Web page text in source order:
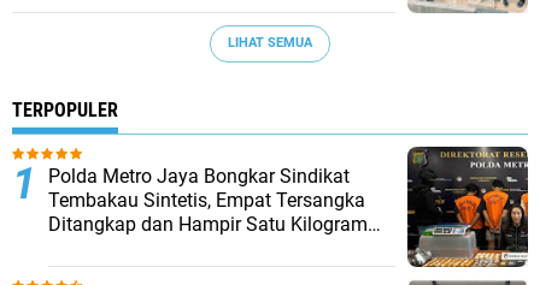
LIHAT SEMUA
TERPOPULER
‎Polda Metro Jaya Bongkar Sindikat
Tembakau Sintetis, Empat Tersangka
Ditangkap dan Hampir Satu Kilogram